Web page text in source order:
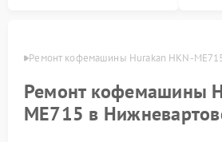
Ремонт кофемашины Hurakan HKN-
Ремонт кофемашины
ME715 в